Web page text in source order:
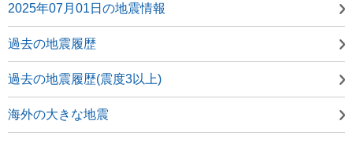
2025年07月01日の地震情報
過去の地震履歴
過去の地震履歴(震度3以上)
海外の大きな地震